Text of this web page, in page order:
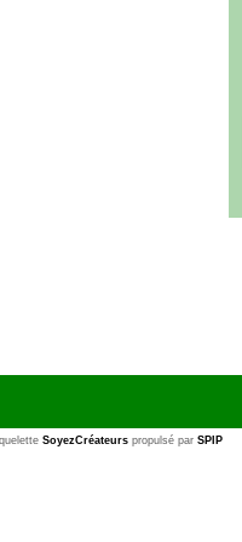
SoyezCréateurspropulsé par SPIP